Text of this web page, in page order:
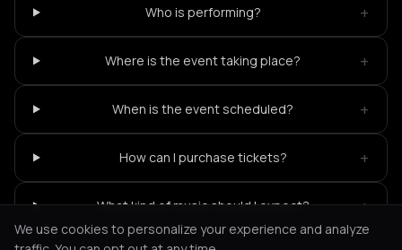
Who is performing? +
Where is the event taking place? +
When is the event scheduled? +
How can I purchase tickets? +
What kind of music should I expect? +
We use cookies to personalize your experience and analyze